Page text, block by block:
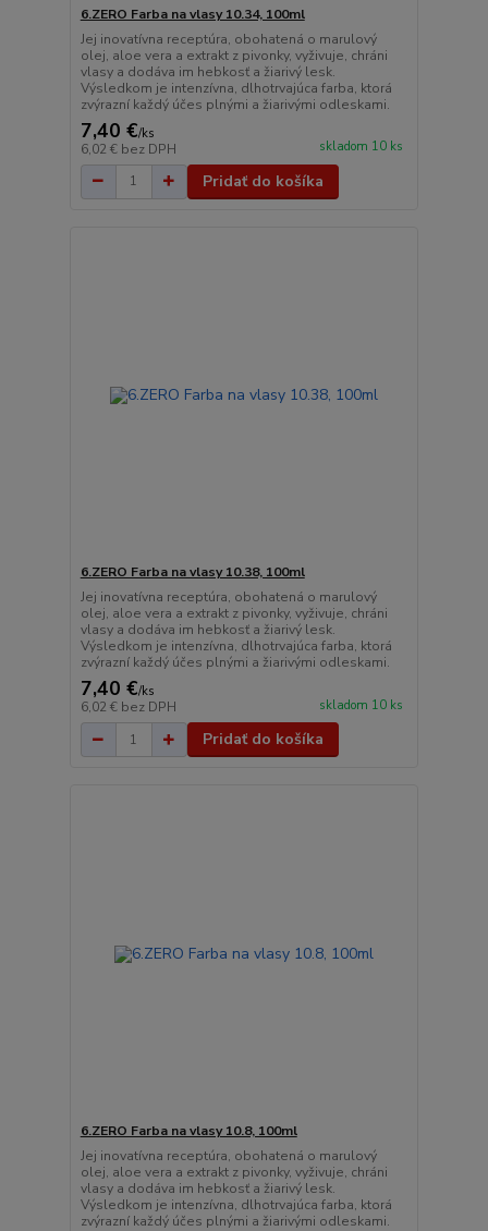
6.ZERO Farba na vlasy 10.34, 100ml
Jej inovatívna receptúra, obohatená o marulový
olej, aloe vera a extrakt z pivonky, vyživuje, chráni
vlasy a dodáva im hebkosť a žiarivý lesk.
Výsledkom je intenzívna, dlhotrvajúca farba, ktorá
zvýrazní každý účes plnými a žiarivými odleskami.
7,40 €/ks
6,02 € bez DPH skladom 10 ks
Pridať do košíka
6.ZERO Farba na vlasy 10.38, 100ml
Jej inovatívna receptúra, obohatená o marulový
olej, aloe vera a extrakt z pivonky, vyživuje, chráni
vlasy a dodáva im hebkosť a žiarivý lesk.
Výsledkom je intenzívna, dlhotrvajúca farba, ktorá
zvýrazní každý účes plnými a žiarivými odleskami.
7,40 €/ks
6,02 € bez DPH skladom 10 ks
Pridať do košíka
6.ZERO Farba na vlasy 10.8, 100ml
Jej inovatívna receptúra, obohatená o marulový
olej, aloe vera a extrakt z pivonky, vyživuje, chráni
vlasy a dodáva im hebkosť a žiarivý lesk.
Výsledkom je intenzívna, dlhotrvajúca farba, ktorá
zvýrazní každý účes plnými a žiarivými odleskami.